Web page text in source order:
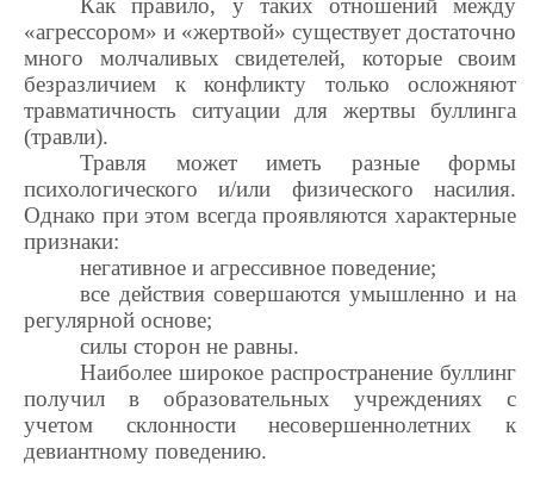
Как правило, у таких отношений между
«агрессором» и «жертвой» существует достаточно
много молчаливых свидетелей, которые своим
безразличием к конфликту только осложняют
травматичность ситуации для жертвы буллинга
(травли).
Травля может иметь разные формы
психологического и/или физического насилия.
Однако при этом всегда проявляются характерные
признаки:
негативное и агрессивное поведение;
все действия совершаются умышленно и на
регулярной основе;
силы сторон не равны.
Наиболее широкое распространение буллинг
получил в образовательных учреждениях с
учетом склонности несовершеннолетних к
девиантному поведению.